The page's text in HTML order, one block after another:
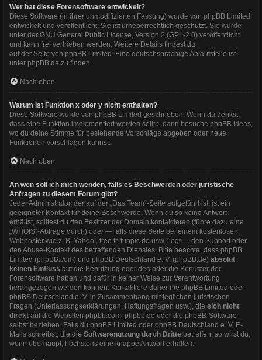
Wer hat diese Forensoftware entwickelt?
Diese Software (in ihrer unmodifizierten Fassung) wurde von phpBB Limited
entwickelt und veröffentlicht. Sie ist urheberrechtlich geschützt. Sie wurde
unter der GNU General Public License, Version 2 (GPL-2.0) veröffentlicht
und kann frei vertrieben werden. Weitere Details findest du
auf der Seite von phpBB Limited . Eine deutschsprachige Anlaufstelle ist
unter phpBB.de zu finden.
Nach oben
Warum ist Funktion x oder y nicht enthalten?
Diese Software wurde von phpBB Limited geschrieben. Wenn du denkst,
dass eine Funktion implementiert werden sollte, dann besuche phpBB Ideas
wo du deine Stimme für bestehende Vorschläge abgeben oder neue
Funktionen vorschlagen kannst.
Nach oben
An wen soll ich mich wenden, falls es Beschwerden oder juristische
Anfragen zu diesem Forum gibt?
Jeder Administrator, der auf der „Das Team“-Seite aufgeführt ist, ist ein
geeigneter Kontakt für deine Beschwerde. Wenn du so keine Antwort
erhältst, solltest du den Besitzer der Domain kontaktieren (führe dazu eine
„WHOIS“-Abfrage durch) oder — falls diese Seite bei einem kostenlosen
Webhoster wie z. B. Yahoo!, free.fr, funpic.de usw. liegt — den Support oder
den Abuse-Kontakt des betreffenden Dienstes. Bitte beachte, dass phpBB
Limited (phpBB.com) und phpBB Deutschland e. V. (phpBB.de) absolut
keinen Einfluss auf die Benutzung oder den oder die Benutzer der
Forensoftware haben und dafür in keiner Weise zur Verantwortung
herangezogen werden können. Kontaktiere daher nie phpBB Limited oder
phpBB Deutschland e. V. in Zusammenhang mit jeglichen juristischen
Fragen (Unterlassungserklärungen, Haftungsfragen usw.), die sich nicht
direkt auf die Websiten phpbb.com, phpbb.de oder die phpBB-Software
selbst beziehen. Falls du phpBB Limited oder phpBB Deutschland e. V. E-
Mails schreibst, die die Softwarenutzung durch Dritte betreffen, so wirst du,
wenn überhaupt, höchstens eine knappe Antwort erhalten.